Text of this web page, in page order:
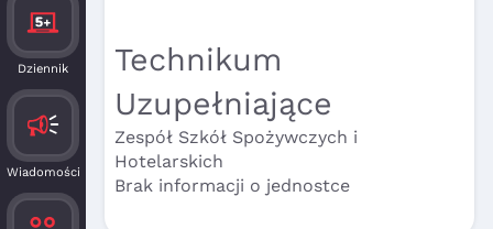
Dziennik
Wiadomości
Technikum
Uzupełniające
Zespół Szkół Spożywczych i
Hotelarskich
Brak informacji o jednostce